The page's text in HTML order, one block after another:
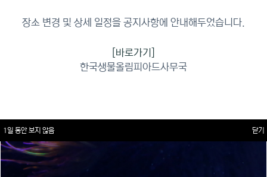
이수증명서 확인 바로가기
장소 변경 및 상세 일정을 공지사항에 안내해두었습니다.
[바로가기]
한국생물올림피아드사무국
1일 동안 보지 않음 닫기